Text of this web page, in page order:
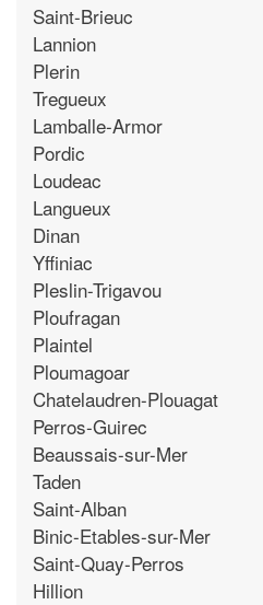
Saint-Brieuc
Lannion
Plerin
Tregueux
Lamballe-Armor
Pordic
Loudeac
Langueux
Dinan
Yffiniac
Pleslin-Trigavou
Ploufragan
Plaintel
Ploumagoar
Chatelaudren-Plouagat
Perros-Guirec
Beaussais-sur-Mer
Taden
Saint-Alban
Binic-Etables-sur-Mer
Saint-Quay-Perros
Hillion